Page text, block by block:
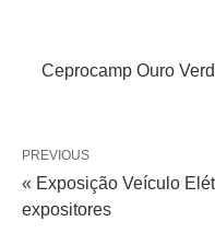
Ceprocamp Ouro
PREVIOUS
« Exposição Veículo
expositores